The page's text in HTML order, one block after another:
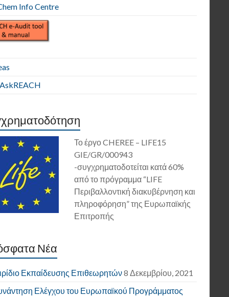
Info Centre
Το έργο CHEREE – LIFE15
GIE/GR/000943
-συγχρηματοδοτείται κατά 60%
από το πρόγραμμα “LIFE
Περιβαλλοντική διακυβέρνηση και
πληροφόρηση” της Ευρωπαϊκής
Επιτροπής
Νέα
Εκπαίδευσης Επιθεωρητών8 Δεκεμβρίου, 2021
Ελέγχου του Ευρωπαϊκού Προγράμματος